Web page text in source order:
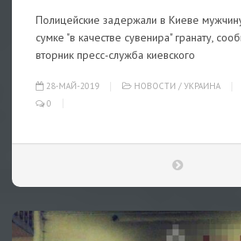
Полицейские задержали в Киеве
сумке "в качестве сувенира" гранату,
вторник пресс-служба киевского
28-МАЙ-2019 НОВОСТИ / УКРАИНА
0